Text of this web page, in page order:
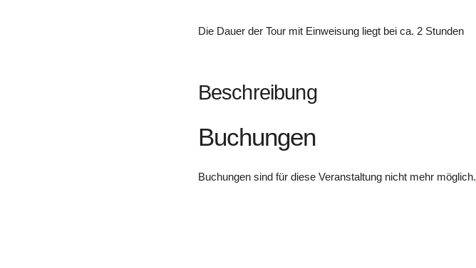
Die Dauer der Tour mit Einweisung liegt bei ca. 2 Stunden
Beschreibung
Buchungen
Buchungen sind für diese Veranstaltung nicht mehr möglich.